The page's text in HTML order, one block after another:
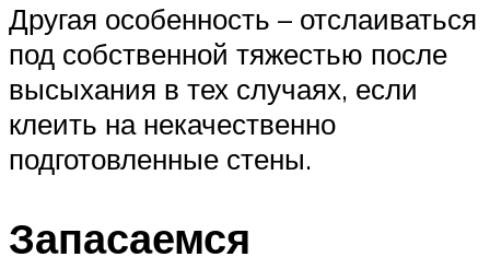
Другая особенность – отслаиваться
под собственной тяжестью после
высыхания в тех случаях, если
клеить на некачественно
подготовленные стены.
Запасаемся